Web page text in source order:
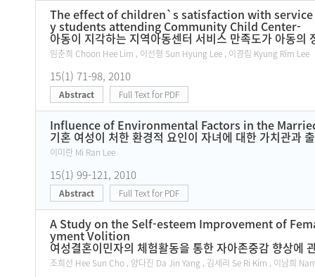
The effect of children`s satisfaction with
y students attending Community Child Center-
아동이 지각하는 지역아동센터 서비스 만족도가 아동
임춘희 Choon Hee Lim , 이선형 Sun Hyung Lee , 이경림 Kyung Rim Lee
15(1) 71-98, 2010
Abstract Full Text for PDF
Influence of Environmental Factors in the
기혼 여성이 처한 환경적 요인이 자녀에 대한 가치관과
이미란 Mi Ran Lee
15(1) 99-121, 2010
Abstract Full Text for PDF
A Study on the Self-esteem Improvement of
yment Volition
여성결혼이민자의 체험활동을 통한 자아존중감 향상에
조희선 Hee Sun Cho , 양다진 Da Jin Yang , 김세리 Se Ri Kim , 이남희